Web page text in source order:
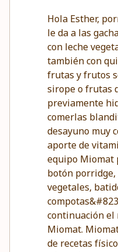
Hola Esther,
le da a las
con leche
también con
frutas y frutos
sirope o frutas
previamente
comerlas
desayuno muy
aporte de
equipo Miomat
botón porridge,
vegetales,
continuación
Miomat.
de recetas